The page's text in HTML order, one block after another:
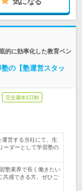
的に効率化した教育ベン
の【塾運営スタッ
完全週休2日制
運営する当社にて、生
ーダーとして学習塾の
塾業界で長く働きたい
共感できる方、ぜひご